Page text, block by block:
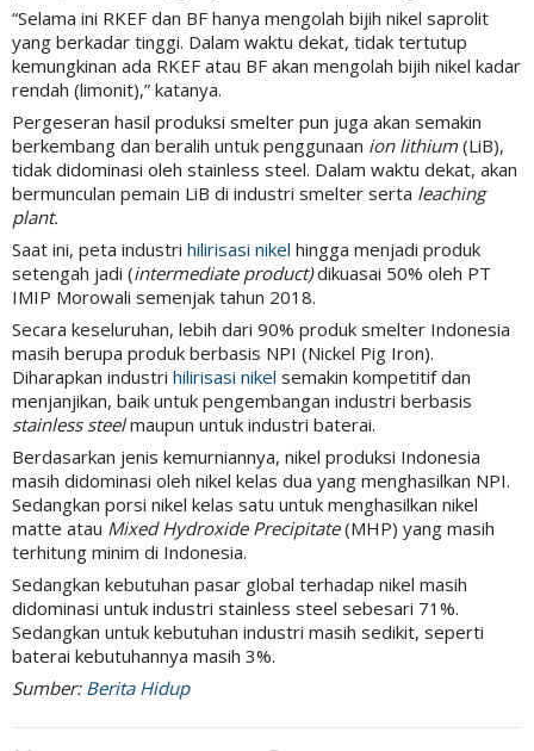
“Selama ini RKEF dan BF hanya mengolah bijih nikel saprolit
yang berkadar tinggi. Dalam waktu dekat, tidak tertutup
kemungkinan ada RKEF atau BF akan mengolah bijih nikel kadar
rendah (limonit),” katanya.
Pergeseran hasil produksi smelter pun juga akan semakin
berkembang dan beralih untuk penggunaan ion lithium (LiB),
tidak didominasi oleh stainless steel. Dalam waktu dekat, akan
bermunculan pemain LiB di industri smelter serta leaching
plant.
Saat ini, peta industri hilirisasi nikel hingga menjadi produk
setengah jadi (intermediate product)dikuasai 50% oleh PT
IMIP Morowali semenjak tahun 2018.
Secara keseluruhan, lebih dari 90% produk smelter Indonesia
masih berupa produk berbasis NPI (Nickel Pig Iron).
Diharapkan industri hilirisasi nikel semakin kompetitif dan
menjanjikan, baik untuk pengembangan industri berbasis
stainless steelmaupun untuk industri baterai.
Berdasarkan jenis kemurniannya, nikel produksi Indonesia
masih didominasi oleh nikel kelas dua yang menghasilkan NPI.
Sedangkan porsi nikel kelas satu untuk menghasilkan nikel
matte atau Mixed Hydroxide Precipitate(MHP) yang masih
terhitung minim di Indonesia.
Sedangkan kebutuhan pasar global terhadap nikel masih
didominasi untuk industri stainless steel sebesari 71%.
Sedangkan untuk kebutuhan industri masih sedikit, seperti
baterai kebutuhannya masih 3%.
Sumber: Berita Hidup